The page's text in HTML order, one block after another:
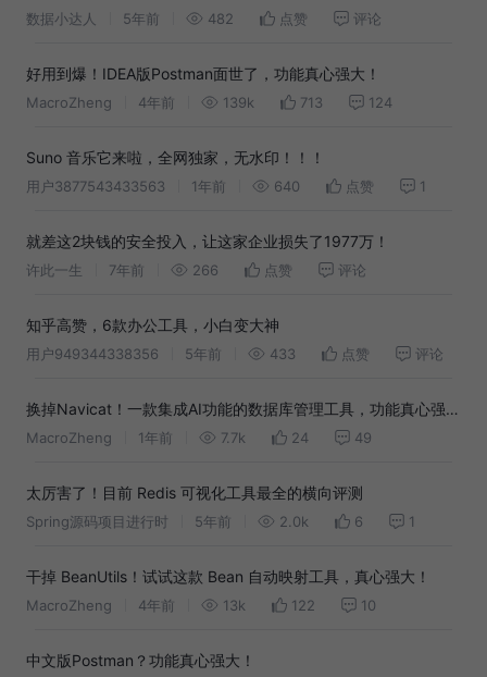
数据小达人 5年前 482 点赞 评论
好用到爆！IDEA版Postman面世了，功能真心强大！
MacroZheng 4年前 139k 713 124
Suno 音乐它来啦，全网独家，无水印！！！
用户3877543433563 1年前 640 点赞 1
就差这2块钱的安全投入，让这家企业损失了1977万！
许此一生 7年前 266 点赞 评论
知乎高赞，6款办公工具，小白变大神
用户949344338356 5年前 433 点赞 评论
换掉Navicat！一款集成AI功能的数据库管理工具，功能真心强
大！
MacroZheng 1年前 7.7k 24 49
太厉害了！目前 Redis 可视化工具最全的横向评测
Spring源码项目进行时 5年前 2.0k 6 1
干掉 BeanUtils！试试这款 Bean 自动映射工具，真心强大！
MacroZheng 4年前 13k 122 10
中文版Postman？功能真心强大！